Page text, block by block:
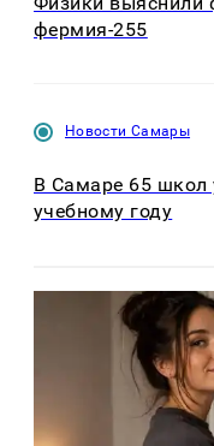
фермия-255
Новости Самары
В Самаре 65 школ
учебному году